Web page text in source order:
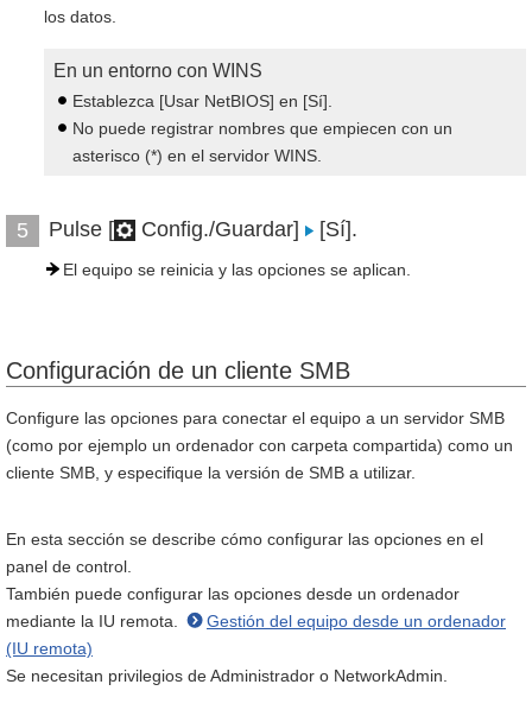
los datos.
En un entorno con WINS
Establezca [Usar NetBIOS] en [Sí].
No puede registrar nombres que empiecen con un
asterisco (*) en el servidor WINS.
5 Pulse [ Config./Guardar] [Sí].
El equipo se reinicia y las opciones se aplican.
Configuración de un cliente SMB
Configure las opciones para conectar el equipo a un servidor SMB
(como por ejemplo un ordenador con carpeta compartida) como un
cliente SMB, y especifique la versión de SMB a utilizar.
En esta sección se describe cómo configurar las opciones en el
panel de control.
También puede configurar las opciones desde un ordenador
mediante la IU remota.
Gestión del equipo desde un ordenador
(IU remota)
Se necesitan privilegios de Administrador o NetworkAdmin.